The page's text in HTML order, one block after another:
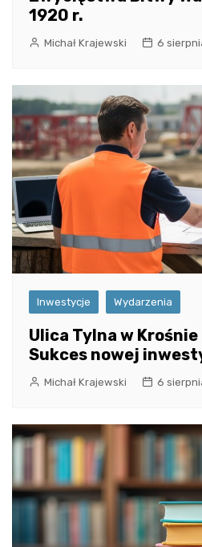
1920 r.
Michał Krajewski 6
Inwestycje Wydarzenia
Ulica Tylna w
Sukces nowej
Michał Krajewski 6